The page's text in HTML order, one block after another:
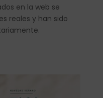
en la web se
reales y han sido